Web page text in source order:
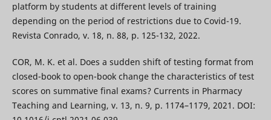
platform by students at different levels of training
depending on the period of restrictions due to Covid-19.
Revista Conrado, v. 18, n. 88, p. 125-132, 2022.
COR, M. K. et al. Does a sudden shift of testing format from
closed-book to open-book change the characteristics of test
scores on summative final exams? Currents in Pharmacy
Teaching and Learning, v. 13, n. 9, p. 1174–1179, 2021. DOI: